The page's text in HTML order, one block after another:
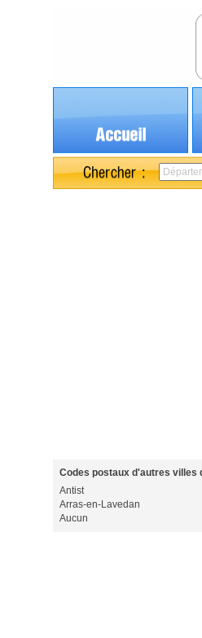
Codes postaux d'autres villes
Antist
Arras-en-Lavedan
Aucun